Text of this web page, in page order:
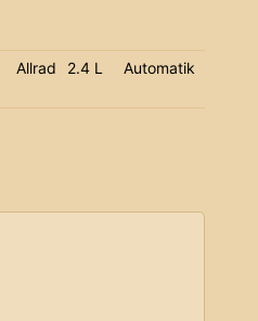
Allrad 2.4 L Automatik